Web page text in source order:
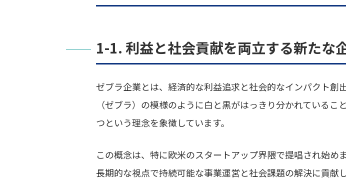
1-1. 利益と社会貢献を両立する新たな
ゼブラ企業とは、経済的な利益追求と社会的なインパクト創
（ゼブラ）の模様のように白と黒がはっきり分かれている
つという理念を象徴しています。
この概念は、特に欧米のスタートアップ界隈で提唱され始め
長期的な視点で持続可能な事業運営と社会課題の解決に貢献